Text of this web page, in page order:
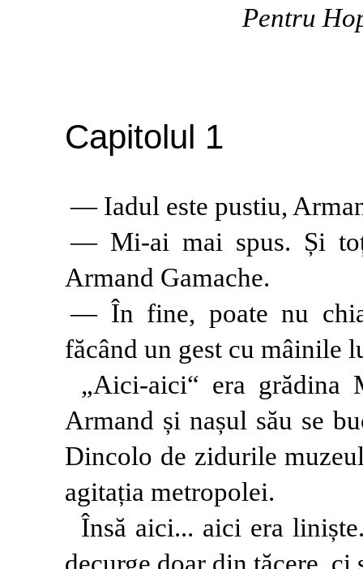
Pentru
Capitolul 1
— Iadul este pustiu,
— Mi-ai mai spus. Și
Armand Gamache.
— În fine, poate nu
făcând un gest cu mâinile
„Aici-aici“ era grădina
Armand și nașul său se
Dincolo de zidurile
agitația metropolei.
Însă aici... aici era
decurge doar din tăcere,